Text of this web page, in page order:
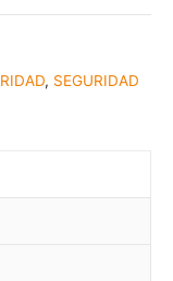
, SEGURIDAD